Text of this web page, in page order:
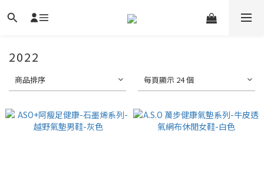
2022
商品排序 每頁顯示 24 個